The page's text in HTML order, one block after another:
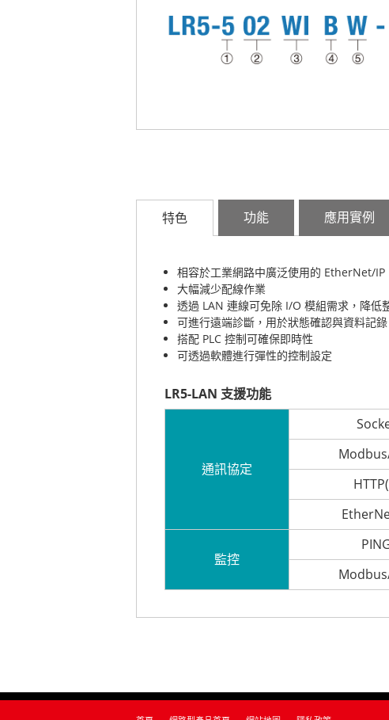
特色 功能 應用實例
相容於工業網路中廣泛使用的 EtherNet/IP
大幅減少配線作業
透過 LAN 連線可免除 I/O 模組需求，降低
可進行遠端診斷，用於狀態確認與資料記錄
搭配 PLC 控制可確保即時性
可透過軟體進行彈性的控制設定
LR5-LAN 支援功能
通訊協定
監控